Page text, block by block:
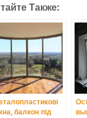
Также:
балкон під